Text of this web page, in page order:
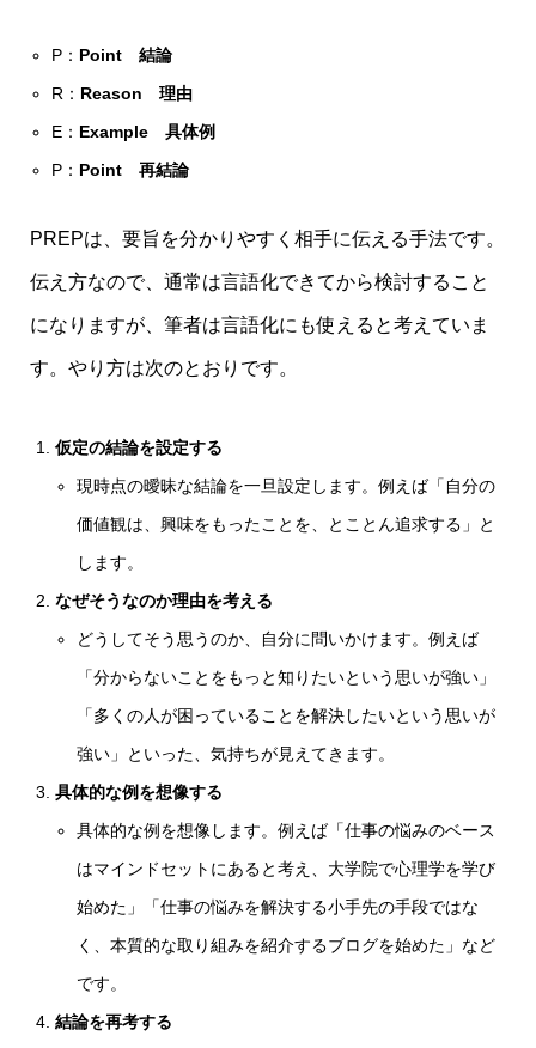
P： Point 結論
R： Reason 理由
E： Example 具体例
P： Point 再結論
PREPは、要旨を分かりやすく相手に伝える手法です。
伝え方なので、通常は言語化できてから検討すること
になりますが、筆者は言語化にも使えると考えていま
す。やり方は次のとおりです。
仮定の結論を設定する
現時点の曖昧な結論を一旦設定します。例えば「自分の
価値観は、興味をもったことを、とことん追求する」と
します。
なぜそうなのか理由を考える
どうしてそう思うのか、自分に問いかけます。例えば
「分からないことをもっと知りたいという思いが強い」
「多くの人が困っていることを解決したいという思いが
強い」といった、気持ちが見えてきます。
具体的な例を想像する
具体的な例を想像します。例えば「仕事の悩みのベース
はマインドセットにあると考え、大学院で心理学を学び
始めた」「仕事の悩みを解決する小手先の手段ではな
く、本質的な取り組みを紹介するブログを始めた」など
です。
結論を再考する